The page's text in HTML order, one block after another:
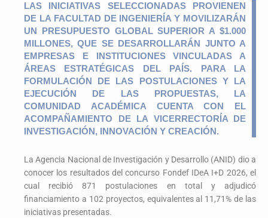
LAS INICIATIVAS SELECCIONADAS PROVIENEN
DE LA FACULTAD DE INGENIERÍA Y MOVILIZARÁN
UN PRESUPUESTO GLOBAL SUPERIOR A $1.000
MILLONES, QUE SE DESARROLLARÁN JUNTO A
EMPRESAS E INSTITUCIONES VINCULADAS A
ÁREAS ESTRATÉGICAS DEL PAÍS. PARA LA
FORMULACIÓN DE LAS POSTULACIONES Y LA
EJECUCIÓN DE LAS PROPUESTAS, LA
COMUNIDAD ACADÉMICA CUENTA CON EL
ACOMPAÑAMIENTO DE LA VICERRECTORÍA DE
INVESTIGACIÓN, INNOVACIÓN Y CREACIÓN.
La Agencia Nacional de Investigación y Desarrollo (ANID) dio a
conocer los resultados del concurso Fondef IDeA I+D 2026, el
cual recibió 871 postulaciones en total y adjudicó
financiamiento a 102 proyectos, equivalentes al 11,71% de las
iniciativas presentadas.